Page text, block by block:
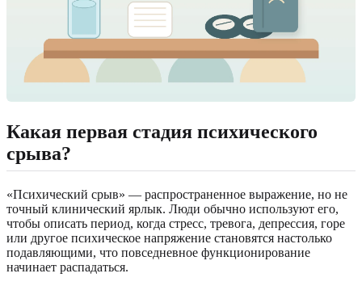
Какая первая стадия психического
срыва?
«Психический срыв» — распространенное выражение, но не
точный клинический ярлык. Люди обычно используют его,
чтобы описать период, когда стресс, тревога, депрессия, горе
или другое психическое напряжение становятся настолько
подавляющими, что повседневное функционирование
начинает распадаться.